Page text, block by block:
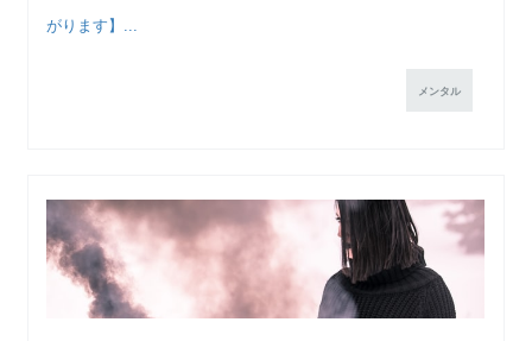
がります】...
メンタル